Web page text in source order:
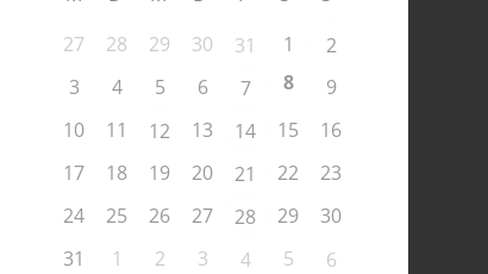
27
28 29 30 31 1
2
3
4 5 6 7 8
9
10
11 12 13 14 15
16
17
18 19 20 21 22
23
24
25 26 27 28 29
30
31
1 2 3 4 5 6